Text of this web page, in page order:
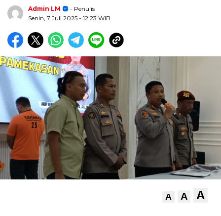
Admin LM
- Penulis
Senin, 7 Juli 2025 - 12:23 WIB
A A A